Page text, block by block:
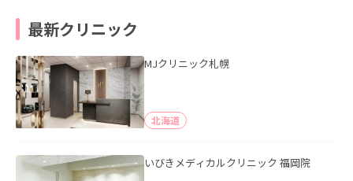
最新クリニック
MJクリニック札幌
北海道
いびきメディカルクリニック 福岡院